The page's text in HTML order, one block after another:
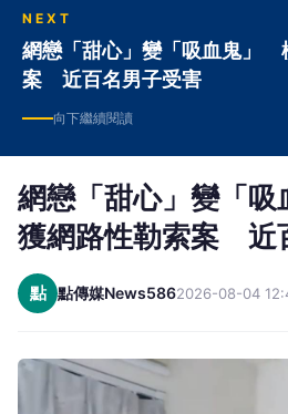
NEXT
網戀「甜心」變「吸血鬼」
案 近百名男子受害
向下繼續閱讀
網戀「甜心」變「
獲網路性勒索案 近
點 點傳媒News5862026-08-04